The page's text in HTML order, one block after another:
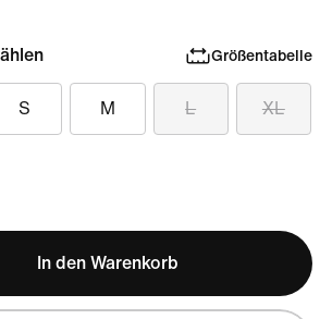
Größentabelle
S M L XL
In den Warenkorb